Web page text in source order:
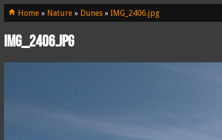
Home » Nature » Dunes » IMG_2406.jpg
IMG_2406.jpg